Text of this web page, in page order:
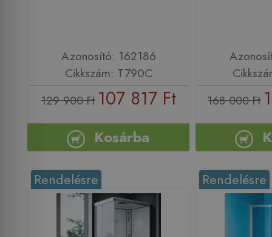
Azonosító: 162186
Cikkszám: T790C
129 900 Ft 107 817 Ft
Kosárba
168 000 Ft
Rendelésre Rendelésre